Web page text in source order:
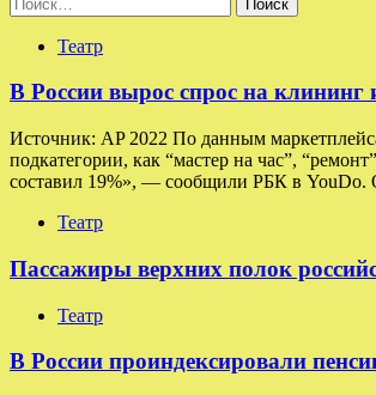
Театр
В России вырос спрос на клининг
Источник: AP 2022 По данным
подкатегории, как “мастер на час”,
составил 19%», — сообщили РБК в
Театр
Пассажиры верхних полок
Театр
В России проиндексировали